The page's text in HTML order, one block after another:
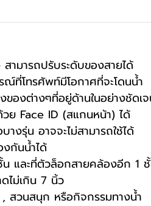
มารถปรับระดับของสายได้
ที่โทรศัพท์มีโอกาศที่จะโดนน้ำ
ของต่างๆที่อยู่ด้านในอย่างชัดเ
ย Face ID (สแกนหน้า) ได้
งรุ่น อาจจะไม่สามารถใช้ได้
กันน้ำได้
และที่ตัวล็อกสายคล้องอีก 1
ไม่เกิน 7 นิ้ว
สวนสนุก หรือกิจกรรมทางน้ำ